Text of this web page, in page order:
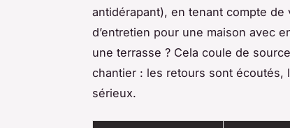
antidérapant), en tenant compte de
d’entretien pour une maison avec
une terrasse ? Cela coule de
chantier : les retours sont
sérieux.